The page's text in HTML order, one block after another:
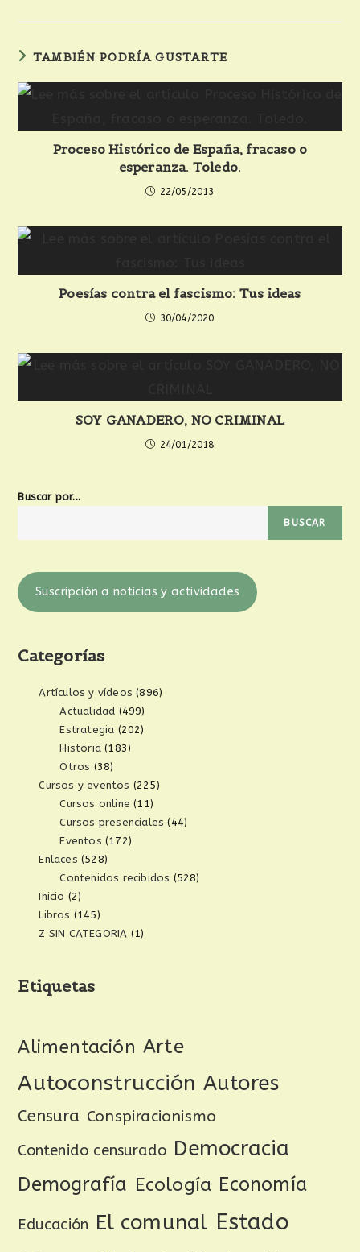
TAMBIÉN PODRÍA GUSTARTE
Proceso Histórico de España, fracaso o
esperanza. Toledo.
22/05/2013
Poesías contra el fascismo: Tus ideas
30/04/2020
SOY GANADERO, NO CRIMINAL
24/01/2018
Buscar por...
BUSCAR
Suscripción a noticias y actividades
Categorías
Artículos y vídeos (896)
Actualidad (499)
Estrategia (202)
Historia (183)
Otros (38)
Cursos y eventos (225)
Cursos online (11)
Cursos presenciales (44)
Eventos (172)
Enlaces (528)
Contenidos recibidos (528)
Inicio (2)
Libros (145)
Z SIN CATEGORIA (1)
Etiquetas
Alimentación Arte
Autoconstrucción Autores
Censura Conspiracionismo
Contenido censurado Democracia
Demografía Ecología Economía
Educación El comunal Estado